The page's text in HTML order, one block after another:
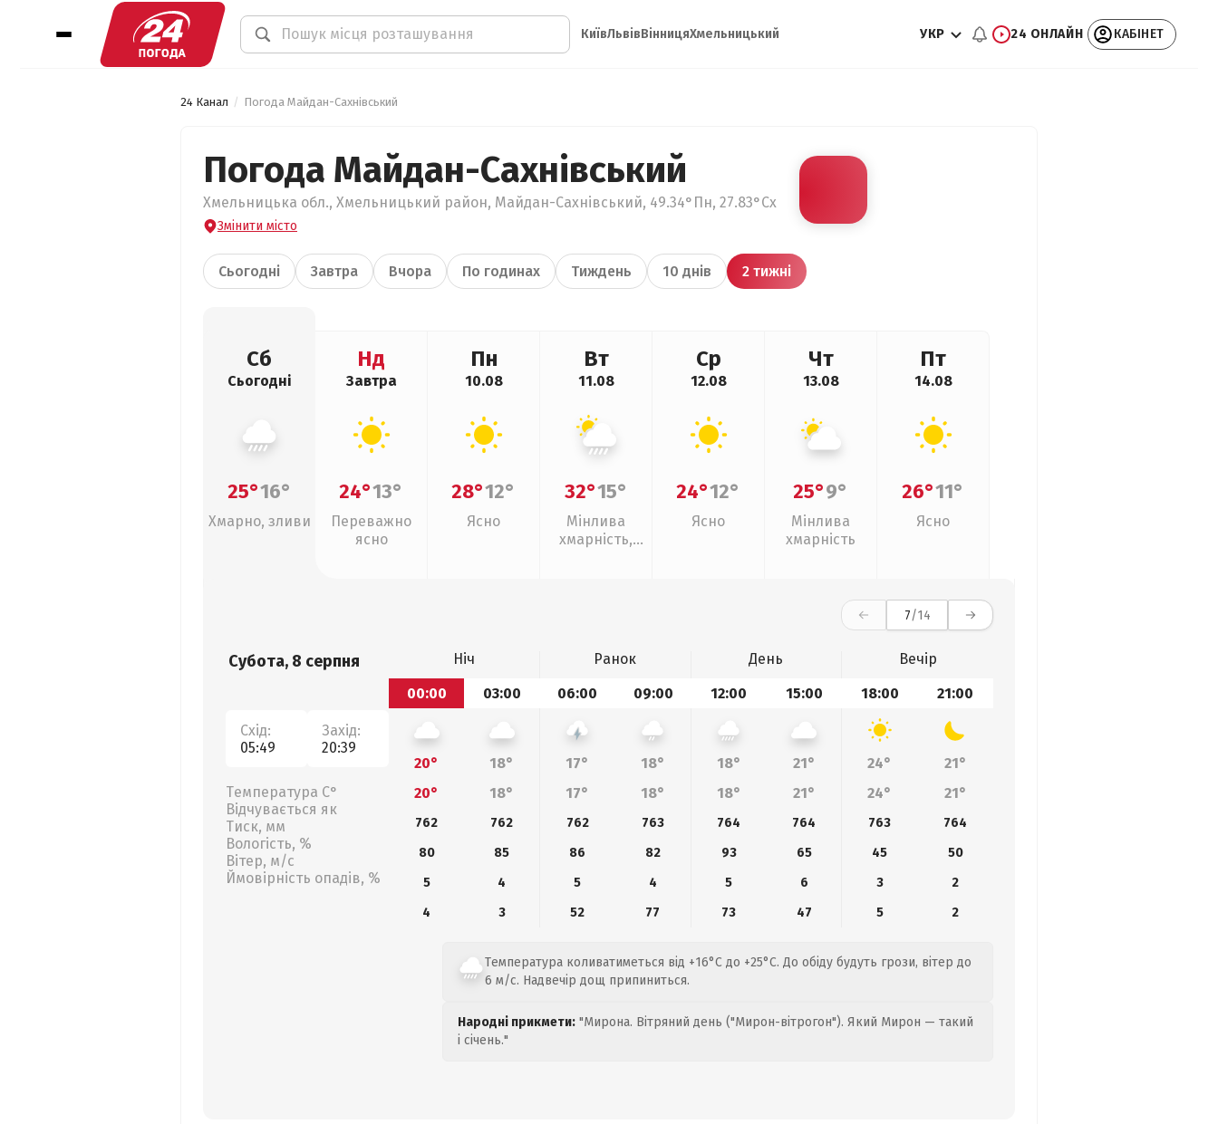
КиївЛьвівВінницяХмельницький УКР 24 ОНЛАЙН КАБІНЕТ
24 Канал Погода Майдан-Сахнівський
Погода Майдан-Сахнівський
Хмельницька обл., Хмельницький район, Майдан-Сахнівський, 49.34°Пн, 27.83°Сх
Змінити місто
Сьогодні Завтра Вчора По годинах Тиждень 10 днів 2 тижні
Сб
Сьогодні
25°16°
Хмарно, зливи
Нд
Завтра
24°13°
Переважно
ясно
Пн
10.08
28°12°
Ясно
Вт
11.08
32°15°
Мінлива
хмарність,
Ср
12.08
24°12°
Ясно
Чт
13.08
25°9°
Мінлива
хмарність
Пт
14.08
26°11°
Ясно
7/14
Субота, 8 серпня
Схід:
05:49
Захід:
20:39
Температура С°
Відчувається як
Тиск, мм
Вологість, %
Вітер, м/с
Ймовірність опадів, %
Ніч Ранок День
Вечір
00:00
03:00 06:00 09:00 12:00 15:00 18:00 21:00
20° 18° 17° 18° 18° 21° 24°
21°
20°
18° 17° 18° 18° 21° 24° 21°
762 762 762 763 764 764 763
764
80
85 86 82 93 65 45
50
5
4 5 4 5 6 3
2
4
3 52 77 73 47 5 2
Температура коливатиметься від +16°C до +25°C. До обіду будуть грози, вітер до
6 м/с. Надвечір дощ припиниться.
Народні прикмети: "Мирона. Вітряний день ("Мирон-вітрогон"). Який Мирон — такий
і січень."